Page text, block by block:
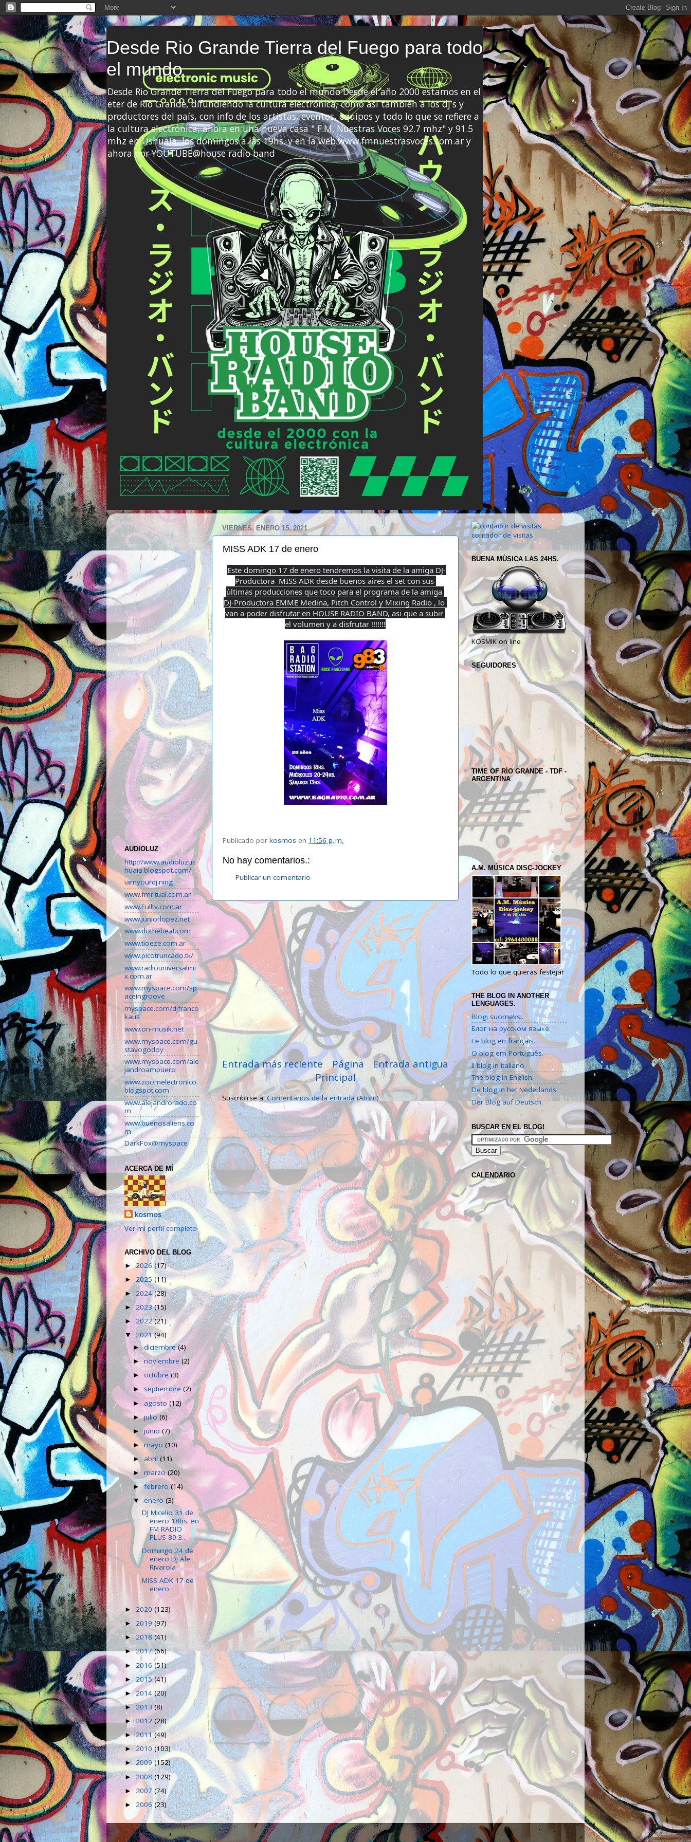
Desde Rio Grande Tierra del Fuego para todo
el mundo
Desde Rio Grande Tierra del Fuego para todo el mundo Desde el año 2000 estamos en el
eter de Río Grande, difundiendo la cultura electrónica, como así también a los dj's y
productores del país, con info de los artistas, eventos, equipos y todo lo que se refiere a
la cultura electrónica, ahora en una nueva casa " F.M. Nuestras Voces 92.7 mhz" y 91.5
mhz en Ushuaia, los domingos a las 19hs. y en la web:www.fmnuestrasvoces.com.ar y
ahora por YOUTUBE@house radio band
VIERNES, ENERO 15, 2021
MISS ADK 17 de enero
Este domingo 17 de enero tendremos la visita de la amiga DJ-
Productora  MISS ADK desde buenos aires el set con sus
ùltimas producciones que toco para el programa de la amiga
DJ-Productora EMME Medina, Pitch Control y Mixing Radio , lo
van a poder disfrutar en HOUSE RADIO BAND, asi que a subir
el volumen y a disfrutar !!!!!!!
Publicado por kosmos en 11:56 p. m.
No hay comentarios.:
Publicar un comentario
Entrada más reciente Entrada antigua
Página
Principal
Suscribirse a: Comentarios de la entrada (Atom)
AUDIOLUZ
http://www.audioluzus
huaia.blogspot.com/
iamyourdj.ning
www.fmritual.com.ar
www.Fulltv.com.ar
www.juniorlopez.net
www.dothebeat.com
www.tioeze.com.ar
www.picotruncado.tk/
www.radiouniversalmi
x.com.ar
www.myspace.com/sp
aceingroove
myspace.com/djfranco
kaus
www.on-musik.net
www.myspace.com/gu
stavogodoy
www.myspace.com/ale
jandroampuero
www.zoomelectronico.
blogspot.com
www.alejandrorado.co
m
www.buenosaliens.co
m
DarkFox@myspace
ACERCA DE MÍ
kosmos
Ver mi perfil completo
ARCHIVO DEL BLOG
►2026 (17)
►2025 (11)
►2024(28)
►2023(15)
► 2022(21)
▼ 2021(94)
►diciembre(4)
►noviembre(2)
►octubre(3)
►septiembre(2)
►agosto(12)
►julio(6)
►junio(7)
►mayo(10)
►abril(11)
►marzo(20)
►febrero(14)
▼enero(3)
DJ Micelio 31 de
enero 18hs. en
FM RADIO
PLUS 89.3...
Domingo 24 de
enero DJ Ale
Rivarola
MISS ADK 17 de
enero
► 2020 (123)
► 2019 (97)
►2018(41)
►2017(66)
► 2016 (51)
► 2015(41)
►2014(20)
► 2013(8)
►2012 (28)
►2011(49)
►2010(103)
► 2009(152)
► 2008(129)
► 2007 (74)
► 2006(23)
contador de visitas
BUENA MÙSICA LAS 24HS.
KOSMIK on line
SEGUIDORES
TIME OF RÍO GRANDE - TDF -
ARGENTINA
A.M. MÚSICA DISC-JOCKEY
Todo lo que quieras festejar
THE BLOG IN ANOTHER
LENGUAGES.
Blogi suomeksi.
Блог на русском языке.
Le blog en français.
O blog em Português.
Il blog in italiano.
The blog in English.
De blog in het Nederlands.
Der Blog auf Deutsch.
BUSCAR EN EL BLOG!
CALENDARIO